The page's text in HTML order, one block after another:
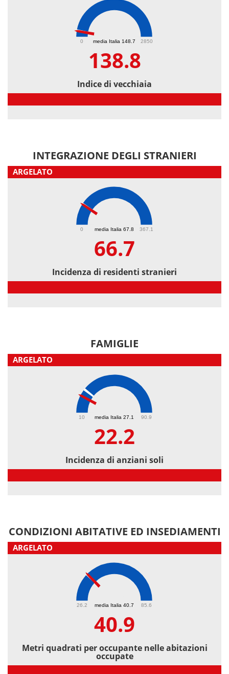
media Italia 148.7
0 2850
138.8
Indice di vecchiaia
INTEGRAZIONE DEGLI STRANIERI
ARGELATO
media Italia 67.8
0 367.1
66.7
Incidenza di residenti stranieri
FAMIGLIE
ARGELATO
media Italia 27.1
10 90.9
22.2
Incidenza di anziani soli
CONDIZIONI ABITATIVE ED INSEDIAMENTI
ARGELATO
media Italia 40.7
26.2 85.6
40.9
Metri quadrati per occupante nelle abitazioni
occupate